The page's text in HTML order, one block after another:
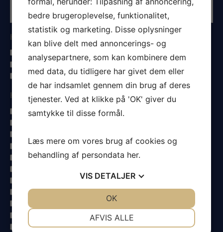
Hvad sejler du?
Tursejlads
Tur- og kapsejlads
Kapsejlads
Hvad ønsker du at vide mere om?
Storsejl
Gennemgående sejlpinde
Fok
UV dug
Faconkontrol
Spiler
Asymmetrisk spiler
bedre brugeroplevelse, funktionalitet,
statistik og marketing. Disse oplysninger
kan blive delt med annoncerings- og
analysepartnere, som kan kombinere dem
med data, du tidligere har givet dem eller
de har indsamlet gennem din brug af deres
tjenester. Ved at klikke på 'OK' giver du
samtykke til disse formål.
Læs mere om vores brug af cookies og
behandling af persondata her.
VIS DETALJER
AFVIS ALLE
OK